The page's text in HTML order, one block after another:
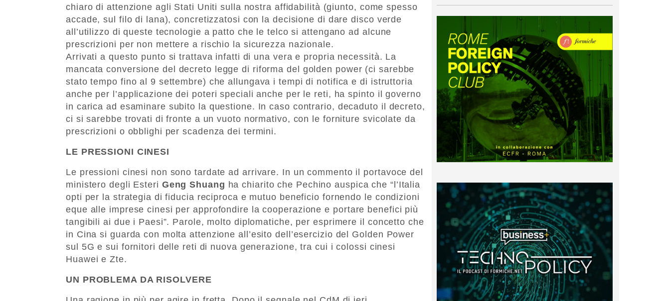
chiaro di attenzione agli Stati Uniti sulla nostra affidabilità (giunto, come spesso
accade, sul filo di lana), concretizzatosi con la decisione di dare disco verde
all’utilizzo di queste tecnologie a patto che le telco si attengano ad alcune
prescrizioni per non mettere a rischio la sicurezza nazionale.
Arrivati a questo punto si trattava infatti di una vera e propria necessità. La
mancata conversione del decreto legge di riforma del golden power (ci sarebbe
stato tempo fino al 9 settembre) che allungava i tempi di notifica e di istruttoria
anche per l’applicazione dei poteri speciali anche per le reti, ha spinto il governo
in carica ad esaminare subito la questione. In caso contrario, decaduto il decreto,
ci si sarebbe trovati di fronte a un vuoto normativo, con le forniture svicolate da
prescrizioni o obblighi per scadenza dei termini.
LE PRESSIONI CINESI
Le pressioni cinesi non sono tardate ad arrivare. In un commento il portavoce del
ministero degli Esteri Geng Shuang ha chiarito che Pechino auspica che “l’Italia
opti per la strategia di fiducia reciproca e mutuo beneficio fornendo le condizioni
eque alle imprese cinesi per approfondire la cooperazione e portare benefici più
tangibili ai due i Paesi”. Parole, molto diplomatiche, per esprimere il concetto che
in Cina si guarda con molta attenzione all’esito dell’esercizio del Golden Power
sul 5G e sui fornitori delle reti di nuova generazione, tra cui i colossi cinesi
Huawei e Zte.
UN PROBLEMA DA RISOLVERE